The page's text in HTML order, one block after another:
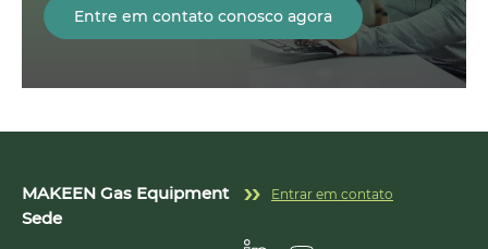
Entre em contato conosco agora
MAKEEN Gas Equipment
Sede
Entrar em contato